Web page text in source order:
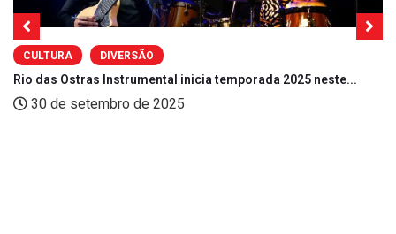
CULTURA DIVERSÃO
Rio das Ostras Instrumental inicia temporada 2025 neste...
30 de setembro de 2025